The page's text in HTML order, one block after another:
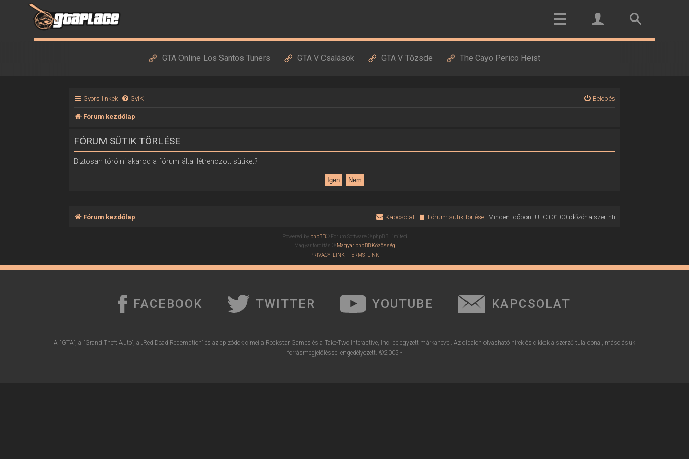
GTA Online Los Santos Tuners GTA V Csalások GTA V Tőzsde The Cayo Perico Heist
Gyors linkek GyIK Belépés
Fórum kezdőlap
FÓRUM SÜTIK TÖRLÉSE
Biztosan törölni akarod a fórum által létrehozott sütiket?
Fórum kezdőlap Minden időpont UTC+01:00időzóna szerinti
Fórum sütik törlése
Kapcsolat
Powered by phpBB® Forum Software © phpBB Limited
Magyar fordítás © Magyar phpBB Közösség
PRIVACY_LINK |TERMS_LINK
FACEBOOK TWITTER YOUTUBE KAPCSOLAT
A "GTA", a "Grand Theft Auto", a „Red Dead Redemption” és az epizódok címei a Rockstar Games és a Take-Two Interactive, Inc. bejegyzett márkanevei. Az oldalon olvasható hírek és cikkek a szerző tulajdonai, másolásuk
forrásmegjelöléssel engedélyezett. ©2005 -